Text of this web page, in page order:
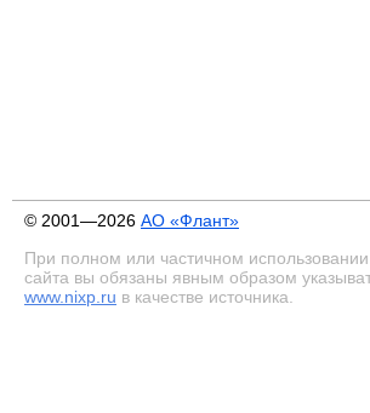
© 2001—2026 АО «Флант»
При полном или частичном
сайта вы обязаны явным образом
www.nixp.ru в качестве источника.